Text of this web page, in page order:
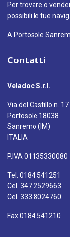
Per trovare o
possibili le tue
A Portosole
Contatti
Veladoc S.r.l.
Via del Castillo n. 17
Portosole 18038
Sanremo (IM)
ITALIA
P.IVA 01135330080
Tel. 0184 541251
Cel. 347 2529663
Cel. 333 8024760
Fax 0184 541210